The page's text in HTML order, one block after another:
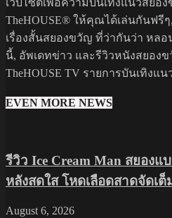
เว็บไซต์เพื่อความบันเทิงแนวสยอ
TheHOUSE® ให้คุณได้เล่นกันฟรี
เรื่องสั้นสยองขวัญ ที่ว่ากันว่า หล
นี้, อัพเดทข่าว และรีวิวหนังสยอง
TheHOUSE TV รายการบันเทิงแ
EVEN MORE NEWS
รีวิว Ice Cream Man สยอง
หลังสดใส โหดเลือดสาดจัดเต็
August 6, 2026